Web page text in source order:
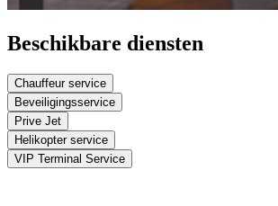
Beschikbare diensten
Chauffeur service
Beveiligingsservice
Prive Jet
Helikopter service
VIP Terminal Service